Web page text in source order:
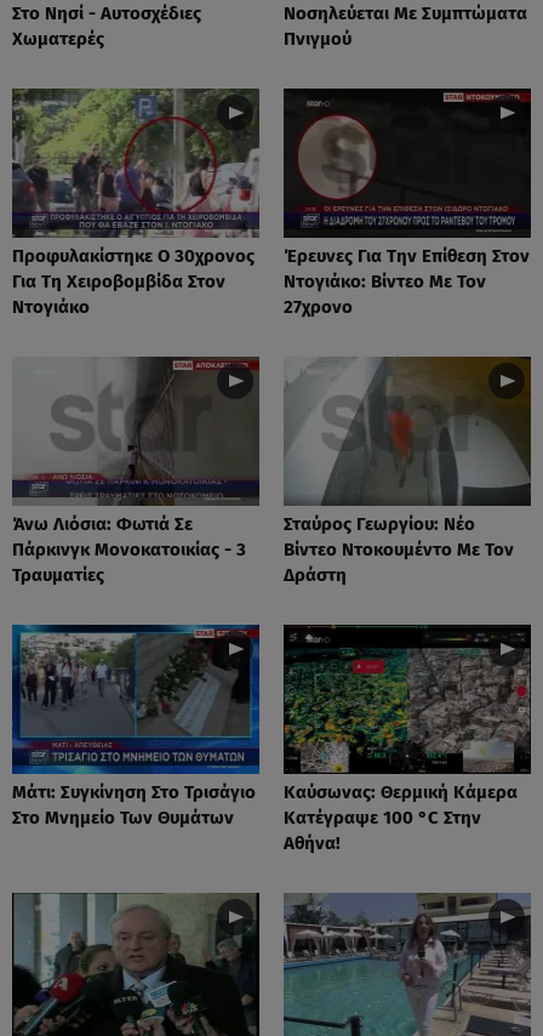
Στο Νησί - Αυτοσχέδιες
Χωματερές
Νοσηλεύεται Με Συμπτώματα
Πνιγμού
Προφυλακίστηκε Ο 30χρονος
Για Τη Χειροβομβίδα Στον
Ντογιάκο
Έρευνες Για Την Επίθεση Στον
Ντογιάκο: Βίντεο Με Τον
27χρονο
Άνω Λιόσια: Φωτιά Σε
Πάρκινγκ Μονοκατοικίας - 3
Τραυματίες
Σταύρος Γεωργίου: Νέο
Βίντεο Ντοκουμέντο Με Τον
Δράστη
Μάτι: Συγκίνηση Στο Τρισάγιο
Στο Μνημείο Των Θυμάτων
Καύσωνας: Θερμική Κάμερα
Κατέγραψε 100 °C Στην
Αθήνα!